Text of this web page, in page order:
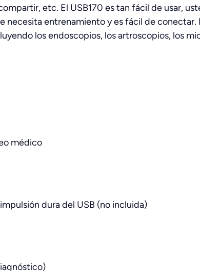
etc. El USB170 es tan fácil de usar,
necesita entrenamiento y es fácil de conectar.
los endoscopios, los artroscopios, los
médico
dura del USB (no incluida)